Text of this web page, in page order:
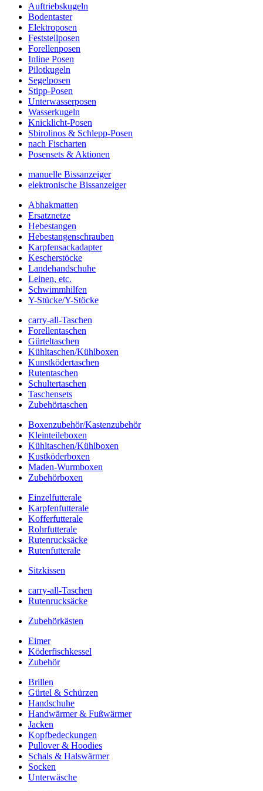
Auftriebskugeln
Bodentaster
Elektroposen
Feststellposen
Forellenposen
Inline Posen
Pilotkugeln
Segelposen
Stipp-Posen
Unterwasserposen
Wasserkugeln
Knicklicht-Posen
Sbirolinos & Schlepp-Posen
nach Fischarten
Posensets & Aktionen
manuelle Bissanzeiger
elektronische Bissanzeiger
Abhakmatten
Ersatznetze
Hebestangen
Hebestangenschrauben
Karpfensackadapter
Kescherstöcke
Landehandschuhe
Leinen, etc.
Schwimmhilfen
Y-Stücke/Y-Stöcke
carry-all-Taschen
Forellentaschen
Gürteltaschen
Kühltaschen/Kühlboxen
Kunstködertaschen
Rutentaschen
Schultertaschen
Taschensets
Zubehörtaschen
Boxenzubehör/Kastenzubehör
Kleinteileboxen
Kühltaschen/Kühlboxen
Kustköderboxen
Maden-Wurmboxen
Zubehörboxen
Einzelfutterale
Karpfenfutterale
Kofferfutterale
Rohrfutterale
Rutenrucksäcke
Rutenfutterale
Sitzkissen
carry-all-Taschen
Rutenrucksäcke
Zubehörkästen
Eimer
Köderfischkessel
Zubehör
Brillen
Gürtel & Schürzen
Handschuhe
Handwärmer & Fußwärmer
Jacken
Kopfbedeckungen
Pullover & Hoodies
Schals & Halswärmer
Socken
Unterwäsche